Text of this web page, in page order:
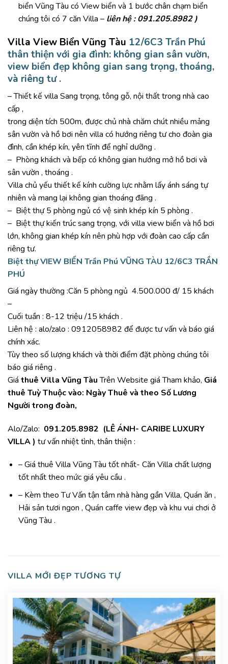
biển Vũng Tàu có View biển và 1 bước chân chạm biển
chúng tôi có 7 căn Villa – liên hệ : 091.205.8982 )
Villa View Biển Vũng Tàu 12/6C3 Trần Phú
thân thiện với gia đình: không gian sân vườn,
view biển đẹp không gian sang trọng, thoáng,
và riêng tư .
– Thiết kế villa Sang trọng, tông gỗ, nội thất trong nhà cao
cấp ,
trong diện tích 500m, được chủ nhà chăm chút nhiều mảng
sân vườn và hồ bơi nên villa có hướng riêng tư cho đoàn gia
đình, cần khép kín, yên tĩnh để nghỉ dưỡng .
– Phòng khách và bếp có không gian hướng mở hồ bơi và
sân vườn , thoáng .
Villa chủ yếu thiết kế kính cường lực nhằm lấy ánh sáng tự
nhiên và mang lại không gian thoáng đãng .
– Biệt thự 5 phòng ngủ có vệ sinh khép kín 5 phòng .
– Biệt thự kiến trúc sang trọng, với villa view biển và hồ bơi
lớn, không gian khép kín nên phù hợp với đoàn cao cấp cần
riêng tư.
Biệt thự VIEW BIỂN Trần Phú VŨNG TÀU 12/6C3 TRẦN
PHÚ
Giá ngày thường :Căn 5 phòng ngủ 4.500.000 đ/ 15 khách
–
Cuối tuần : 8-12 triệu /15 khách .
Liên hệ : alo/zalo : 0912058982 để được tư vấn và báo giá
chính xác.
Tùy theo số lượng khách và thời điểm đặt phòng chúng tôi
báo giá riêng .
Giá thuê Villa Vũng TàuTrên Website giá Tham khảo, Giá
thuê Tuỳ Thuộc vào: Ngày Thuê và theo Số Lương
Người trong đoàn,
Alo/Zalo: 091.205.8982 (LÊ ÁNH- CARIBE LUXURY
VILLA ) tư vấn nhiệt tình, thân thiện :
– Giá thuê Villa Vũng Tàu tốt nhất- Căn Villa chất lượng
tốt nhất theo mức giá yêu cầu .
– Kèm theo Tư Vấn tận tâm nhà hàng gần Villa, Quán ăn ,
Hải sản tươi ngon , Quán caffe view đẹp và khu vui chơi ở
Vũng Tàu .
VILLA MỚI ĐẸP TƯƠNG TỰ